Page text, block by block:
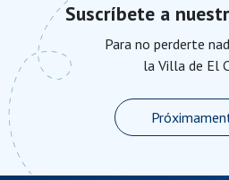
Suscríbete a
Para no perderte
la Villa de El